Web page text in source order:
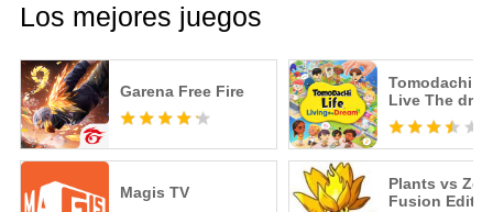
Los mejores juegos
Garena Free Fire
Magis TV
Tomodachi
Live The
Plants vs
Fusion